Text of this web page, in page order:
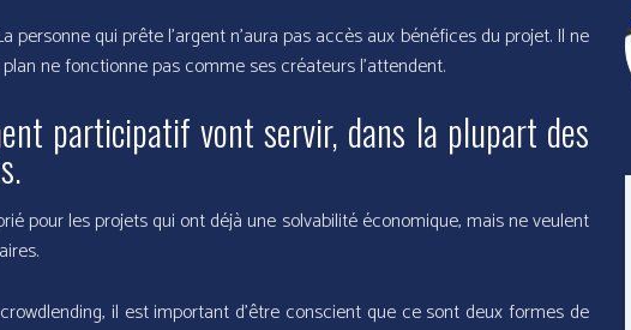
personne qui prête l’argent n’aura pas accès aux bénéfices du projet. Il ne
ne fonctionne pas comme ses créateurs l’attendent.
participatif vont servir, dans la plupart des
pour les projets qui ont déjà une solvabilité économique, mais ne veulent
il est important d’être conscient que ce sont deux formes de